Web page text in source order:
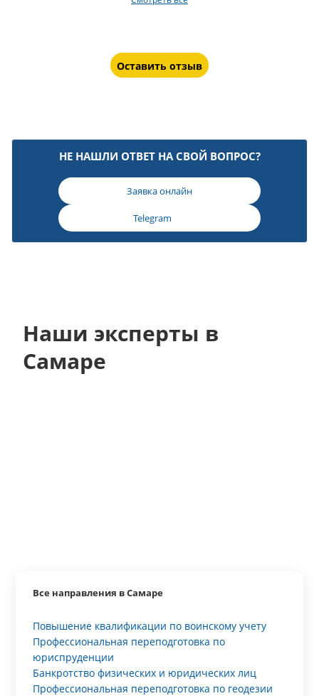
Оставить отзыв
НЕ НАШЛИ ОТВЕТ НА СВОЙ ВОПРОС?
Заявка онлайн
Telegram
Наши эксперты в
Самаре
Все направления в Самаре
Повышение квалификации по воинскому учету
Профессиональная переподготовка по
юриспруденции
Банкротство физических и юридических лиц
Профессиональная переподготовка по геодезии